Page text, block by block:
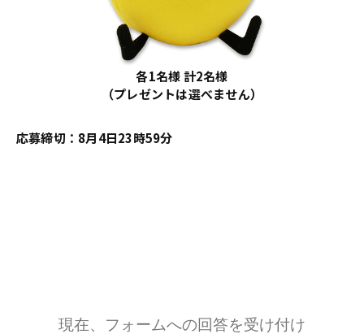
各1名様 計2名様
（プレゼントは選べません）
応募締切：8月4日23時59分